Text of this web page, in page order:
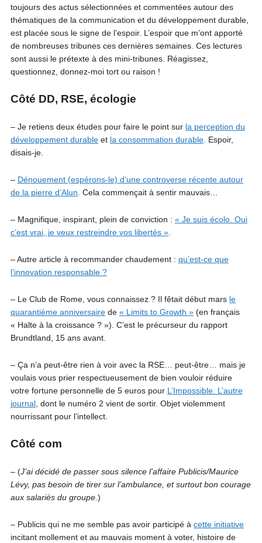
toujours des actus sélectionnées et commentées autour des
thématiques de la communication et du développement durable,
est placée sous le signe de l’espoir. L’espoir que m’ont apporté
de nombreuses tribunes ces dernières semaines. Ces lectures
sont aussi le prétexte à des mini-tribunes. Réagissez,
questionnez, donnez-moi tort ou raison !
Côté DD, RSE, écologie
– Je retiens deux études pour faire le point sur la perception du
développement durableet la consommation durable. Espoir,
disais-je.
– Dénouement (espérons-le) d’une controverse récente autour
de la pierre d’Alun . Cela commençait à sentir mauvais…
– Magnifique, inspirant, plein de conviction : « Je suis écolo. Oui
c’est vrai, je veux restreindre vos libertés ».
– Autre article à recommander chaudement : qu’est-ce que
l’innovation responsable ?
– Le Club de Rome, vous connaissez ? Il fêtait début mars le
quarantième anniversairede « Limits to Growth »(en français
« Halte à la croissance ? »). C’est le précurseur du rapport
Brundtland, 15 ans avant.
– Ça n’a peut-être rien à voir avec la RSE… peut-être… mais je
voulais vous prier respectueusement de bien vouloir réduire
votre fortune personnelle de 5 euros pour L’Impossible. L’autre
journal, dont le numéro 2 vient de sortir. Objet violemment
nourrissant pour l’intellect.
Côté com
– (J’ai décidé de passer sous silence l’affaire Publicis/Maurice
Lévy, pas besoin de tirer sur l’ambulance, et surtout bon courage
aux salariés du groupe. )
– Publicis qui ne me semble pas avoir participé à cette initiative
incitant mollement et au mauvais moment à voter, histoire de